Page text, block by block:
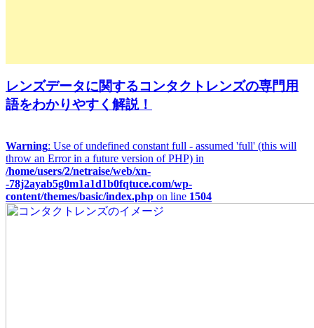
レンズデータに関するコンタクトレンズの専門用
語をわかりやすく解説！
Warning: Use of undefined constant full - assumed 'full' (this will
throw an Error in a future version of PHP) in
/home/users/2/netraise/web/xn-
-78j2ayab5g0m1a1d1b0fqtuce.com/wp-
content/themes/basic/index.php on line 1504